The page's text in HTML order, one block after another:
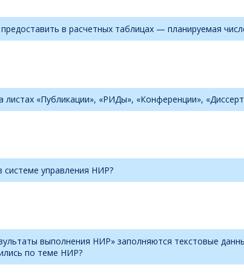
в расчетных таблицах — планируемая
«Публикации», «РИДы», «Конференции»,
управления НИР?
выполнения НИР» заполняются текстовые
по теме НИР?